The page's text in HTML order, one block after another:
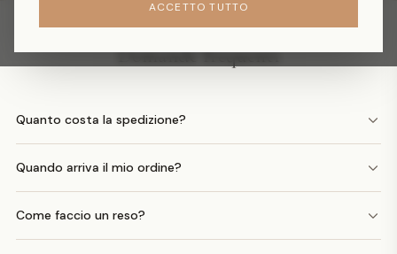
Domande frequenti
Quanto costa la spedizione?
Quando arriva il mio ordine?
Come faccio un reso?
ACCETTO TUTTO